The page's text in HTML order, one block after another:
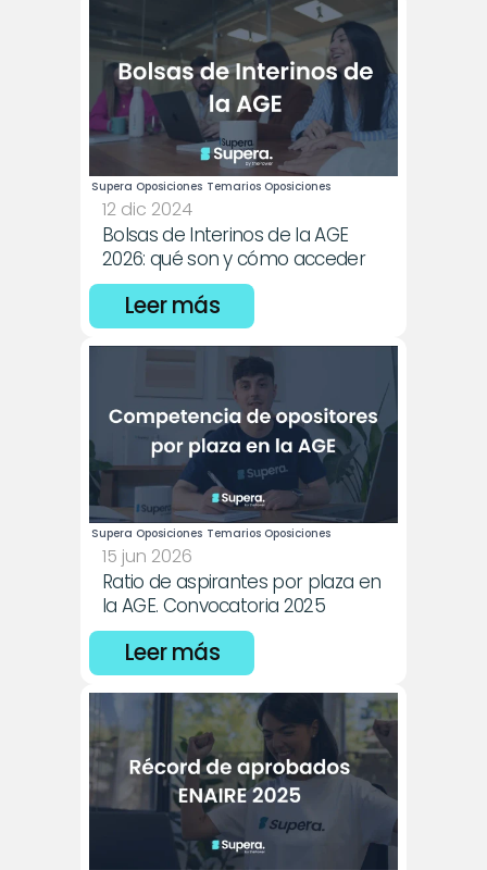
Supera Oposiciones Temarios Oposiciones
12 dic 2024
Bolsas de Interinos de la AGE
2026: qué son y cómo acceder
Leer más
Supera Oposiciones Temarios Oposiciones
15 jun 2026
Ratio de aspirantes por plaza en
la AGE. Convocatoria 2025
Leer más